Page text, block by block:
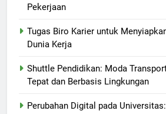
Pekerjaan
Tugas Biro Karier untuk
Dunia Kerja
Shuttle Pendidikan: Moda
Tepat dan Berbasis Lingkungan
Perubahan Digital pada